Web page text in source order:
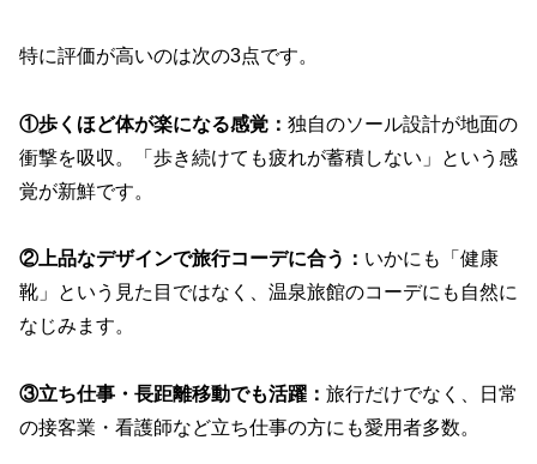
特に評価が高いのは次の3点です。
①歩くほど体が楽になる感覚： 独自のソール設計が地面の
衝撃を吸収。「歩き続けても疲れが蓄積しない」という感
覚が新鮮です。
②上品なデザインで旅行コーデに合う： いかにも「健康
靴」という見た目ではなく、温泉旅館のコーデにも自然に
なじみます。
③立ち仕事・長距離移動でも活躍： 旅行だけでなく、日常
の接客業・看護師など立ち仕事の方にも愛用者多数。